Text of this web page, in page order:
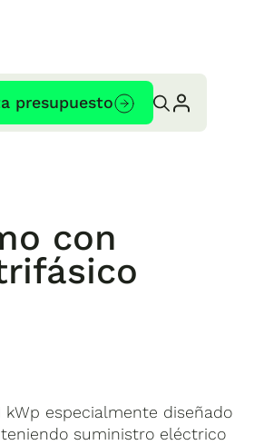
presupuesto
con
especialmente diseñado
suministro eléctrico